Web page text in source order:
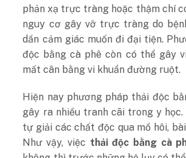
phản xạ trực tràng hoặc thậm chí
nguy cơ gây vỡ trực tràng do
dần cảm giác muốn đi đại tiện.
độc bằng cà phê còn có thể gây
mất cân bằng vi khuẩn đường ruột.
Hiện nay phương pháp thải độc
gây ra nhiều tranh cãi trong y
tự giải các chất độc qua mồ hôi,
Như vậy, việc thải độc bằng cà